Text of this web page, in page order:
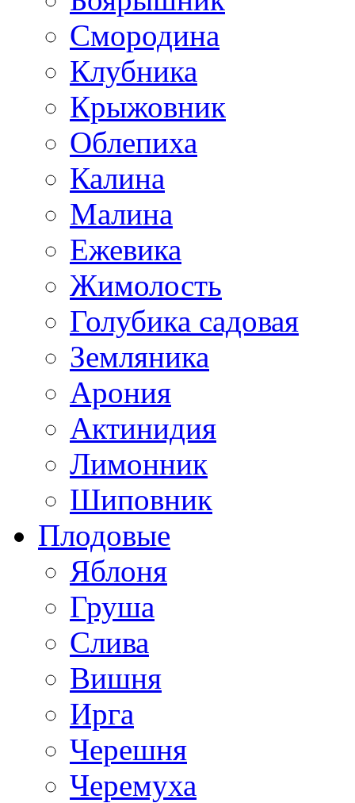
Смородина
Клубника
Крыжовник
Облепиха
Калина
Малина
Ежевика
Жимолость
Голубика садовая
Земляника
Арония
Актинидия
Лимонник
Шиповник
Плодовые
Яблоня
Груша
Слива
Вишня
Ирга
Черешня
Черемуха